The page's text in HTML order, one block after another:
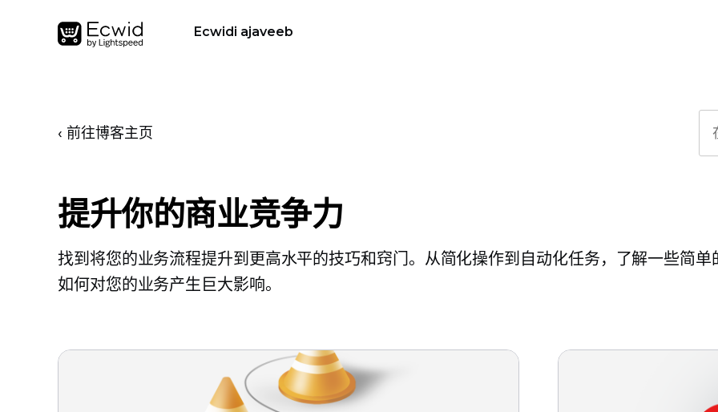
Ecwidi ajaveeb
‹ 前往博客主页
提升你的商业竞争力
找到将您的业务流程提升到更高水平的技巧和窍门。从简化操作到自动化任务，了解一些简单
如何对您的业务产生巨大影响。